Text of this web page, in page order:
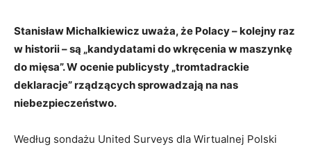
Stanisław Michalkiewicz uważa, że Polacy – kolejny raz
w historii – są „kandydatami do wkręcenia w maszynkę
do mięsa”. W ocenie publicysty „tromtadrackie
deklaracje” rządzących sprowadzają na nas
niebezpieczeństwo.
Według sondażu United Surveys dla Wirtualnej Polski